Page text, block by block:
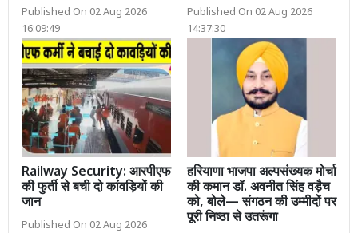
Published On 02 Aug 2026
16:09:49
Published On 02 Aug 2026
14:37:30
Railway Security: आरपीएफ
की फुर्ती से बची दो कांवड़ियों की
जान
Published On 02 Aug 2026
हरियाणा भाजपा अल्पसंख्यक मोर्चा
की कमान डॉ. अवनीत सिंह वड़ैच
को, बोले— संगठन की उम्मीदों पर
पूरी निष्ठा से उतरूंगा